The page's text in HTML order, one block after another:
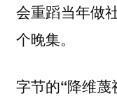
会重蹈当年做
个晚集。
字节的“降维蔑